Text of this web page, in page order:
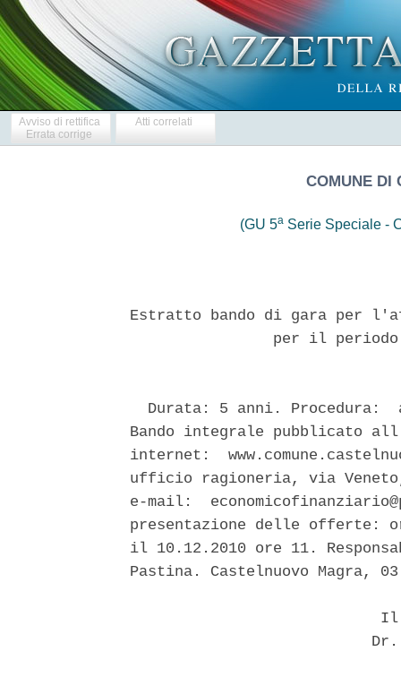
Avviso di rettifica
Errata corrige
Atti correlati
COMUNE DI
(GU 5a Serie Speciale -
Estratto bando di gara per
per il
Durata: 5 anni. Procedura:
Bando integrale pubblicato
internet:
ufficio ragioneria, via
e-mail:
presentazione delle offerte:
il 10.12.2010 ore 11.
Pastina. Castelnuovo Magra,